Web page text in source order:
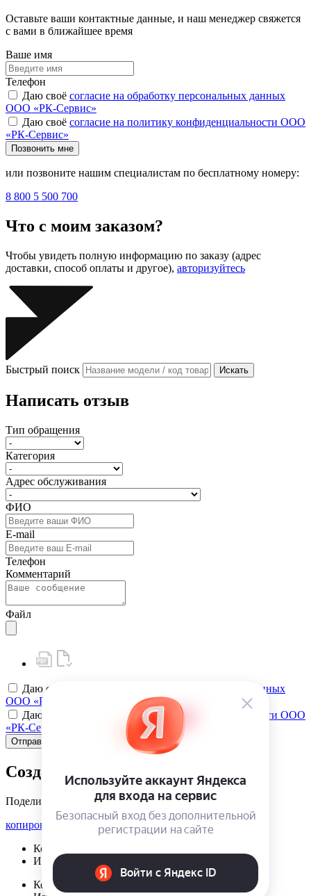
Оставьте ваши контактные данные, и наш менеджер свяжется
с вами в ближайшее время
Ваше имя
Телефон
Даю своё согласие на обработку персональных данных
ООО «РК-Сервис»
Даю своё согласие на политику конфиденциальности ООО
«РК-Сервис»
Позвонить мне
или позвоните нашим специалистам по бесплатному номеру:
8 800 5 500 700
Что с моим заказом?
Чтобы увидеть полную информацию по заказу (адрес
доставки, способ оплаты и другое), авторизуйтесь
Быстрый поиск Искать
Написать отзыв
Тип обращения
Категория
Адрес обслуживания
ФИО
E-mail
Телефон
Комментарий
Файл
Даю своё
согласие на обработку персональных данных
ООО «РК-Сервис»
Даю своё
согласие на политику конфиденциальности ООО
«РК-Сервис»
Отправить
Создать карту клиента
Поделиться
копировать ссылку
Корзина | {{ cart.items.value.length }}
Избранное | {{ initData.favoriteProducts.length }}
Корзина | {{ cart.items.value.length }}